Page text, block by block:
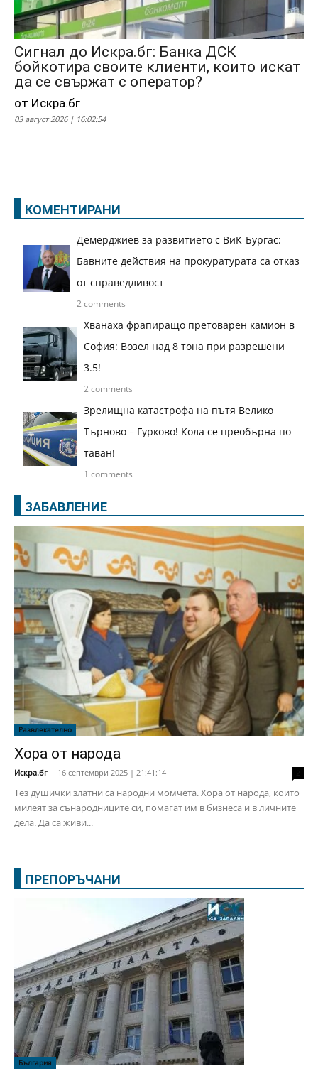
Сигнал до Искра.бг: Банка ДСК
бойкотира своите клиенти, които искат
да се свържат с оператор?
от Искра.бг
03 август 2026 | 16:02:54
КОМЕНТИРАНИ
Демерджиев за развитието с ВиК-Бургас:
Бавните действия на прокуратурата са отказ
от справедливост
2 comments
Хванаха фрапиращо претоварен камион в
София: Возел над 8 тона при разрешени
3.5!
2 comments
Зрелищна катастрофа на пътя Велико
Търново – Гурково! Кола се преобърна по
таван!
1 comments
ЗАБАВЛЕНИЕ
Развлекателно
Хора от народа
Искра.бг - 16 септември 2025 | 21:41:14
Тез душички златни са народни момчета. Хора от народа, които
милеят за сънародниците си, помагат им в бизнеса и в личните
дела. Да са живи...
ПРЕПОРЪЧАНИ
България